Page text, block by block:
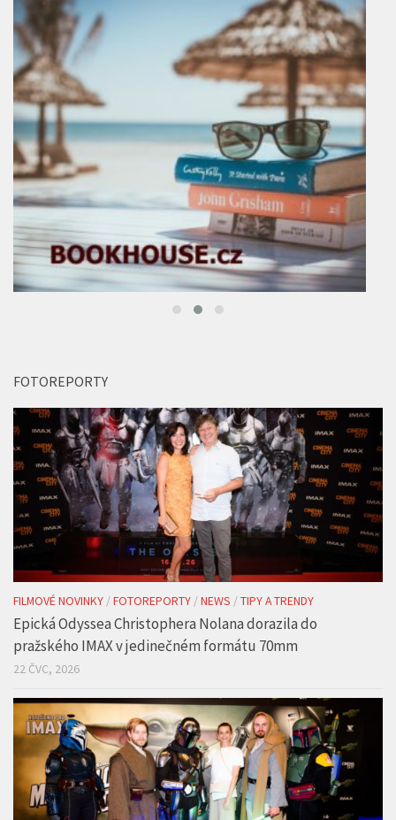
FILMOVÉ NOVINKY/FOTOREPORTY/NEWS /TIPY A TRENDY
Epická Odyssea Christophera Nolana dorazila do
pražského IMAX v jedinečném formátu 70mm
22 ČVC, 2026
FILMOVÉ NOVINKY/FILMY, SERIÁLY A TV FOTOREPORTY NEWS /TIPY A